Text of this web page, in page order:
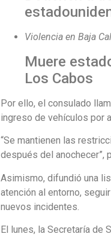
Violencia en Baja
Muere
Los Cabos
Por ello, el consulado
ingreso de vehículos por
“Se mantienen las
después del anochecer”,
Asimismo, difundió una
atención al entorno,
nuevos incidentes.
El lunes, la Secretaría de